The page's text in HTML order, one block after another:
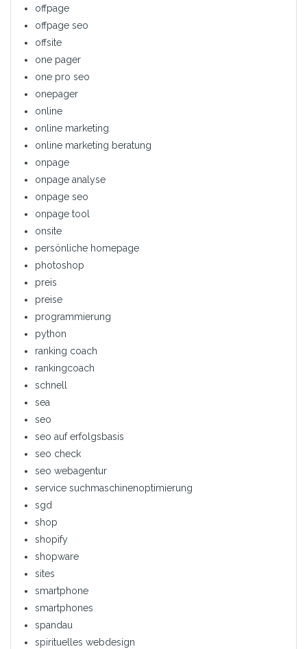
offpage
offpage seo
offsite
one pager
one pro seo
onepager
online
online marketing
online marketing beratung
onpage
onpage analyse
onpage seo
onpage tool
onsite
persönliche homepage
photoshop
preis
preise
programmierung
python
ranking coach
rankingcoach
schnell
sea
seo
seo auf erfolgsbasis
seo check
seo webagentur
service suchmaschinenoptimierung
sgd
shop
shopify
shopware
sites
smartphone
smartphones
spandau
spirituelles webdesign